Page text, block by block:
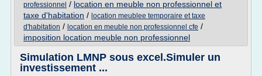
professionnel / location en meuble non professionnel et
taxe d'habitation / location meublee temporaire et taxe
d'habitation / location en meuble non professionnel cfe /
imposition location meuble non professionnel
Simulation LMNP sous excel.Simuler un
investissement ...